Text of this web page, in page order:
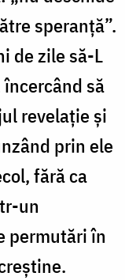
speranţă”.
de zile să-L
să
revelaţie şi
prin ele
fără ca
un
permutări în